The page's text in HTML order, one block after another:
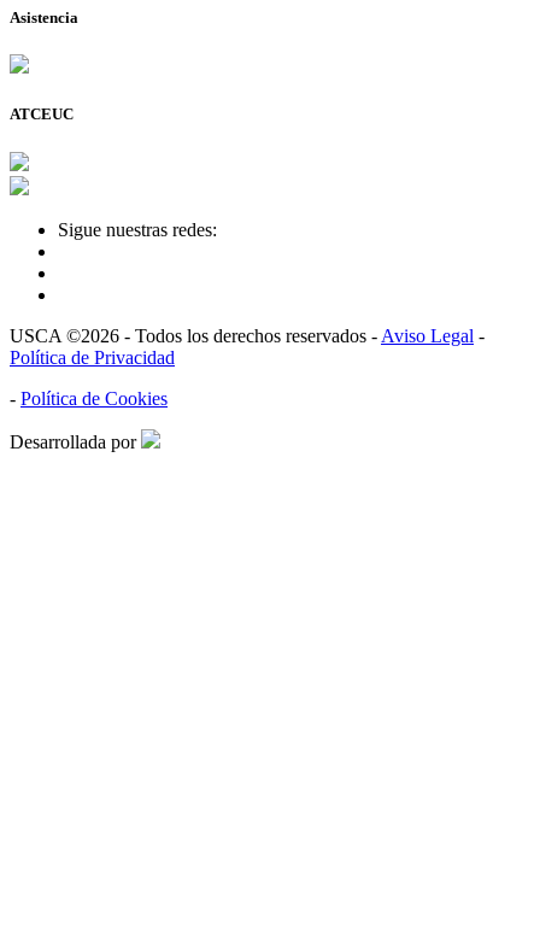
Asistencia
ATCEUC
Sigue nuestras redes:
USCA ©2026 - Todos los derechos reservados - Aviso Legal -
Política de Privacidad
- Política de Cookies
Desarrollada por